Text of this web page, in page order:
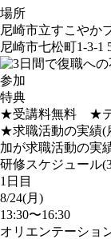
場所
尼崎市立すこやか
尼崎市七松町1-3-1
参加
特典
★受講料無料 ★テ
★求職活動の実績(
加が求職活動の実
研修スケジュール
1日目
8/24(月)
13:30〜16:30
オリエンテーショ